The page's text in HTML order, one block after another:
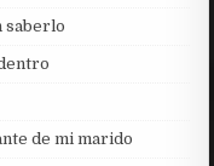
saberlo
de mi marido